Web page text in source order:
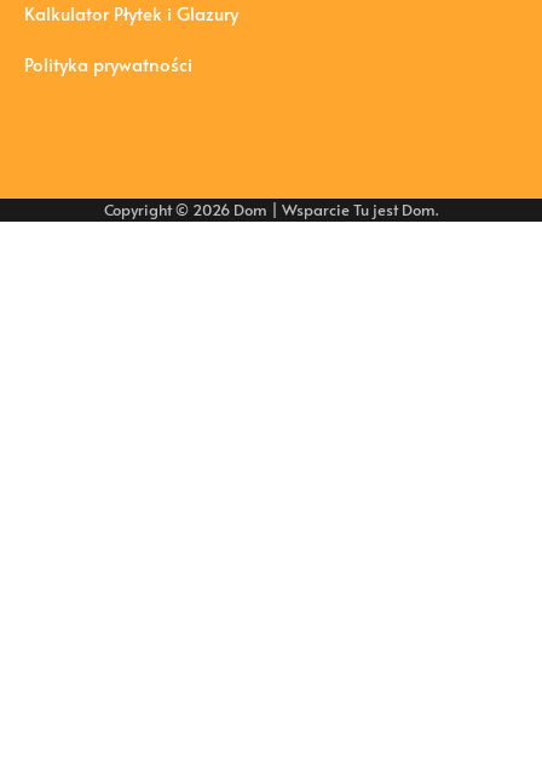
Kalkulator Płytek i Glazury
Polityka prywatności
Copyright © 2026 Dom | WsparcieTu jest Dom.